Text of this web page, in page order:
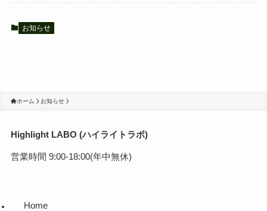
お知らせ
ホーム お知らせ
Highlight LABO (ハイライトラボ)
営業時間 9:00-18:00(年中無休)
Home